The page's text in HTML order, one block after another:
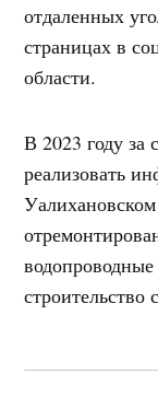
отдаленных
страницах в
области.
В 2023 году за
реализовать
строительство